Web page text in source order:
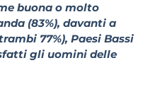
buona o molto
(83%), davanti a
77%), Paesi Bassi
gli uomini delle